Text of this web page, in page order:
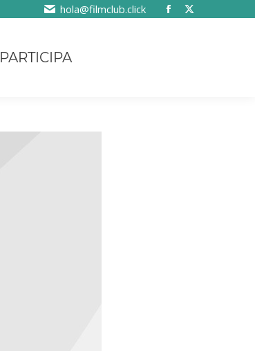
hola@filmclub.click
PARTICIPA